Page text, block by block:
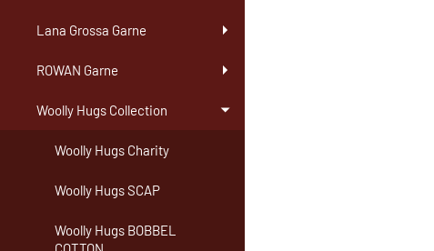
Lana Grossa Garne
ROWAN Garne
Woolly Hugs Collection
Woolly Hugs Charity
Woolly Hugs SCAP
Woolly Hugs BOBBEL